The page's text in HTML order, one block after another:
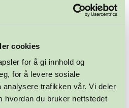
cookies
for å gi innhold og
for å levere sosiale
analysere trafikken vår. Vi deler
hvordan du bruker nettstedet